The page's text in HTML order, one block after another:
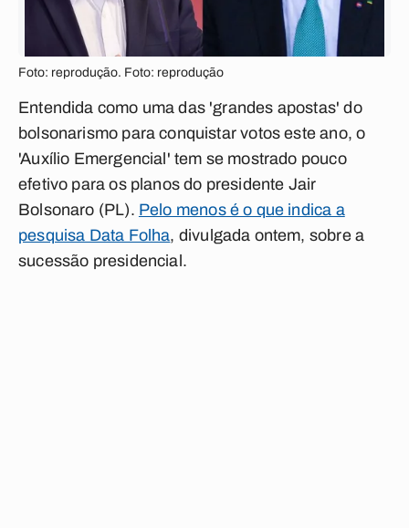
Foto: reprodução. Foto: reprodução
Entendida como uma das 'grandes apostas' do
bolsonarismo para conquistar votos este ano, o
'Auxílio Emergencial' tem se mostrado pouco
efetivo para os planos do presidente Jair
Bolsonaro (PL). Pelo menos é o que indica a
pesquisa Data Folha, divulgada ontem, sobre a
sucessão presidencial.